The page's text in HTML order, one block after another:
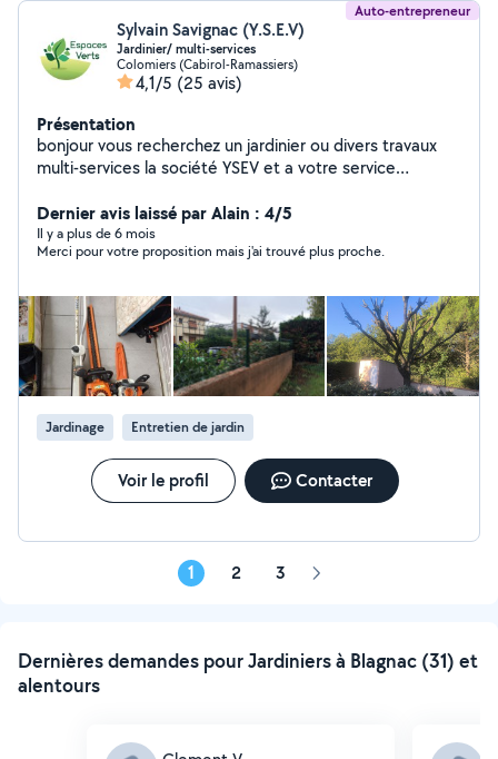
Auto-entrepreneur
Sylvain Savignac (Y.S.E.V)
Jardinier/ multi-services
Colomiers (Cabirol-Ramassiers)
4,1/5 (25 avis)
Présentation
bonjour vous recherchez un jardinier ou divers travaux
multi-services la société YSEV et a votre service
/ abattage Tonte de la pelouse taillage de haies
débroussaillage coupe d'arbustes d'arbres et de
branches évacuation des végétaux (remorque 4m3)
tapisserie, dépannage plomberie, carrelage, faïence)
tondeuse rotophil tronçonneuse taille haie
Dernier avis laissé par Alain : 4/5
Il y a plus de 6 mois
Merci pour votre proposition mais j'ai trouvé plus proche.
Jardinage Entretien de jardin
Voir le profil Contacter
1 2 3 Page
Dernières demandes pour Jardiniers à Blagnac (31) et
alentours